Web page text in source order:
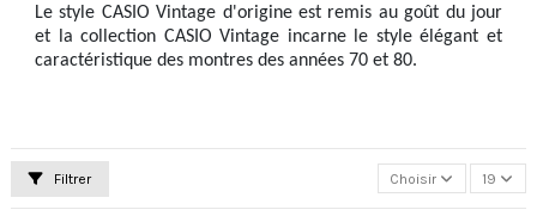
Le style CASIO Vintage d'origine est remis au goût du jour
et la collection CASIO Vintage incarne le style élégant et
caractéristique des montres des années 70 et 80.
Filtrer Choisir 19